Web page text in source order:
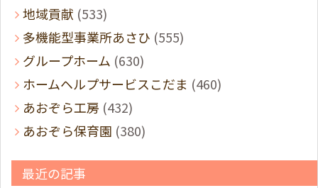
地域貢献 (533)
多機能型事業所あさひ (555)
グループホーム (630)
ホームヘルプサービスこだま (460)
あおぞら工房 (432)
あおぞら保育園 (380)
最近の記事